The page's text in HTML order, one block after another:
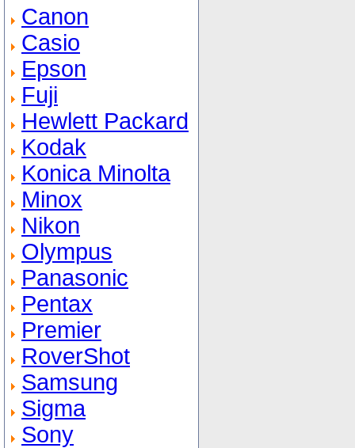
Canon
Casio
Epson
Fuji
Hewlett Packard
Kodak
Konica Minolta
Minox
Nikon
Olympus
Panasonic
Pentax
Premier
RoverShot
Samsung
Sigma
Sony